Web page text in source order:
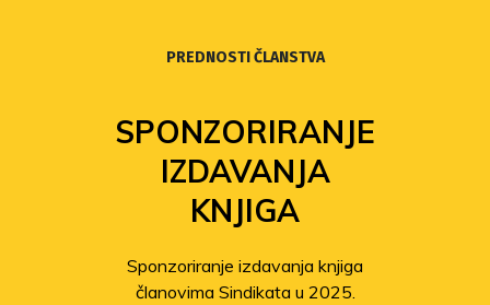
PREDNOSTI ČLANSTVA
SPONZORIRANJE
IZDAVANJA
KNJIGA
Sponzoriranje izdavanja knjiga
članovima Sindikata u 2025.